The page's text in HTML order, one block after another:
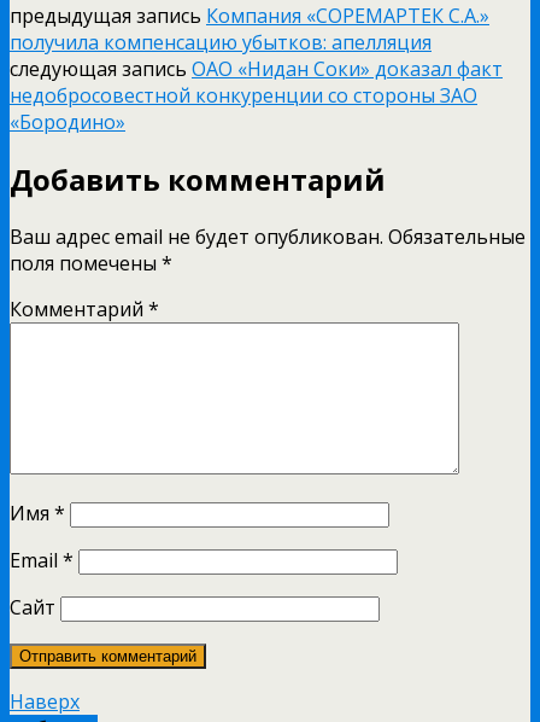
предыдущая запись Компания «СОРЕМАРТЕК С.А.»
получила компенсацию убытков: апелляция
следующая запись ОАО «Нидан Соки» доказал факт
недобросовестной конкуренции со стороны ЗАО
«Бородино»
Добавить комментарий
Ваш адрес email не будет опубликован. Обязательные
поля помечены *
Комментарий *
Имя *
Email *
Сайт
Наверх